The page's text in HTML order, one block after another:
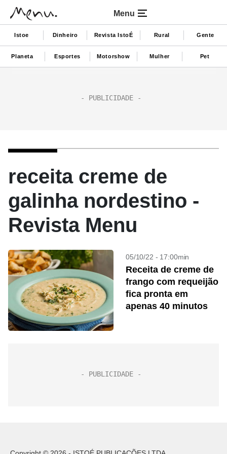
Menu
Istoe Dinheiro Revista IstoÉ Rural Gente
Planeta Esportes Motorshow Mulher Pet
receita creme de
galinha nordestino -
Revista Menu
05/10/22 - 17:00min
Receita de creme de
frango com requeijão
fica pronta em
apenas 40 minutos